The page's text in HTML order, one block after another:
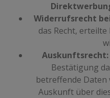
Widerrufsrecht
das Recht,
Auskunftsrecht:
Bestätigung
betreffende
Auskunft über